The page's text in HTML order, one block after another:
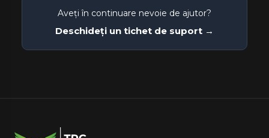
Aveți în continuare nevoie de ajutor?
Deschideți un tichet de suport →